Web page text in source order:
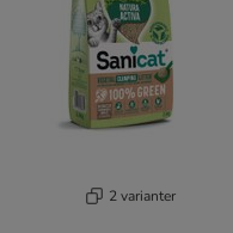
2 varianter